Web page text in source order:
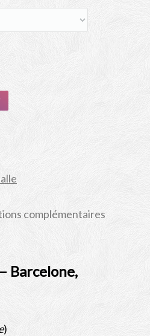
complémentaires
Barcelone,
)